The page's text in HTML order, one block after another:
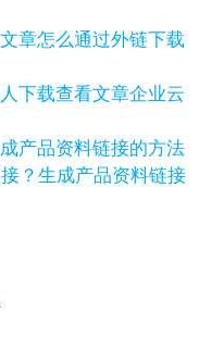
章怎么通过外链下载
查看文章企业云
？生成产品资料链接